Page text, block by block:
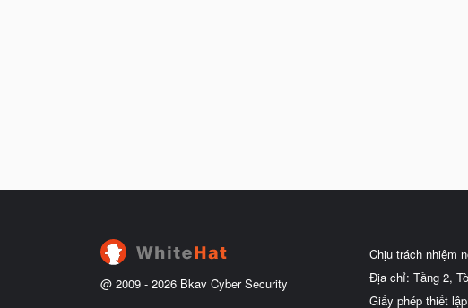
@ 2009 - 2026 Bkav Cyber Security
Chịu trách nhiệm
Địa chỉ: Tầng 2,
Giấy phép thiết